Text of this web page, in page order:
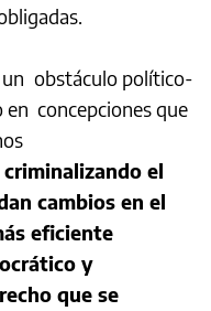
obstáculo político-
concepciones que
el
cambios en el
eficiente
y
que se